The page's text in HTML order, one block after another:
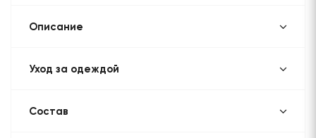
Описание
Уход за одеждой
Состав